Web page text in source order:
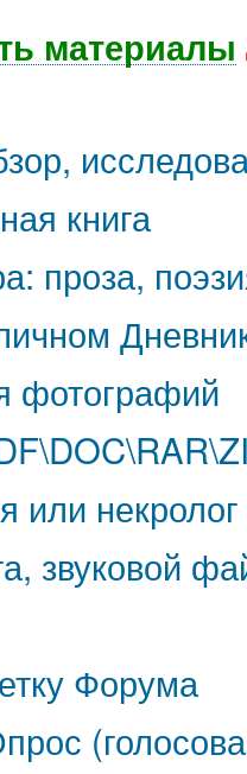
материалы
книга
проза,
фотографий
или некролог
звуковой
Форума